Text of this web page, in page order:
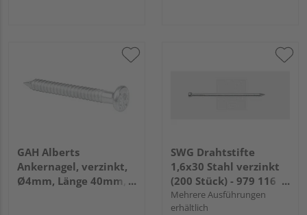
GAH Alberts
Ankernagel, verzinkt,
Ø4mm, Länge 40mm,
SWG Drahtstifte
1,6x30 Stahl verzinkt
(200 Stück) - 979 116
30 30
Mehrere Ausführungen
erhältlich